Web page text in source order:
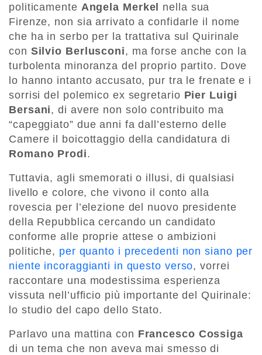
politicamente Angela Merkel nella sua
Firenze, non sia arrivato a confidarle il nome
che ha in serbo per la trattativa sul Quirinale
con Silvio Berlusconi, ma forse anche con la
turbolenta minoranza del proprio partito. Dove
lo hanno intanto accusato, pur tra le frenate e i
sorrisi del polemico ex segretario Pier Luigi
Bersani, di avere non solo contribuito ma
“capeggiato” due anni fa dall’esterno delle
Camere il boicottaggio della candidatura di
Romano Prodi.
Tuttavia, agli smemorati o illusi, di qualsiasi
livello e colore, che vivono il conto alla
rovescia per l’elezione del nuovo presidente
della Repubblica cercando un candidato
conforme alle proprie attese o ambizioni
politiche, per quanto i precedenti non siano per
niente incoraggianti in questo verso, vorrei
raccontare una modestissima esperienza
vissuta nell’ufficio più importante del Quirinale:
lo studio del capo dello Stato.
Parlavo una mattina con Francesco Cossiga
di un tema che non aveva mai smesso di